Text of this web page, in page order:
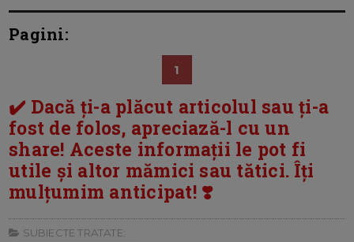
Pagini:
1
✔️ Dacă ți-a plăcut articolul sau ți-a
fost de folos, apreciază-l cu un
share! Aceste informații le pot fi
utile și altor mămici sau tătici. Îți
mulțumim anticipat! ❣️
SUBIECTE TRATATE: